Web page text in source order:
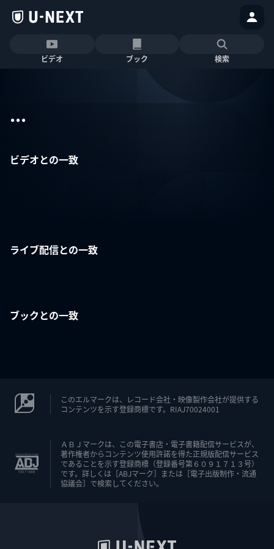
ビデオ ブック 検索
...
ビデオとの一致
ライブ配信との一致
ブックとの一致
このエルマークは、レコード会社・映像製作会社が提供する
コンテンツを示す登録商標です。RIAJ70024001
ＡＢＪマークは、この電子書店・電子書籍配信サービスが、
著作権者からコンテンツ使用許諾を得た正規版配信サービス
であることを示す登録商標（登録番号第６０９１７１３号）
です。詳しくは［ABJマーク］または［電子出版制作・流通
協議会］で検索してください。